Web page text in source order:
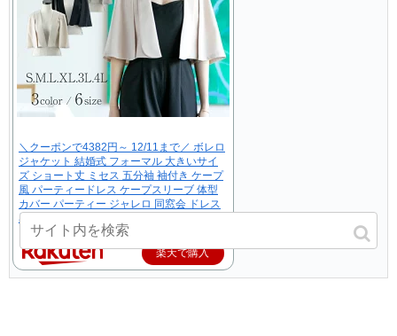
＼クーポンで4382円～ 12/11まで／ ボレロ
ジャケット 結婚式 フォーマル 大きいサイ
ズ ショート丈 ミセス 五分袖 袖付き ケープ
風 パーティードレス ケープスリーブ 体型
カバー パーティー ジャレロ 同窓会 ドレス
黒 ベージュ kan709 試着チケット対象
楽天で購入